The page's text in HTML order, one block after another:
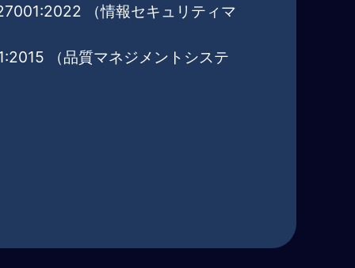
（情報セキュリティマ
（品質マネジメントシステ